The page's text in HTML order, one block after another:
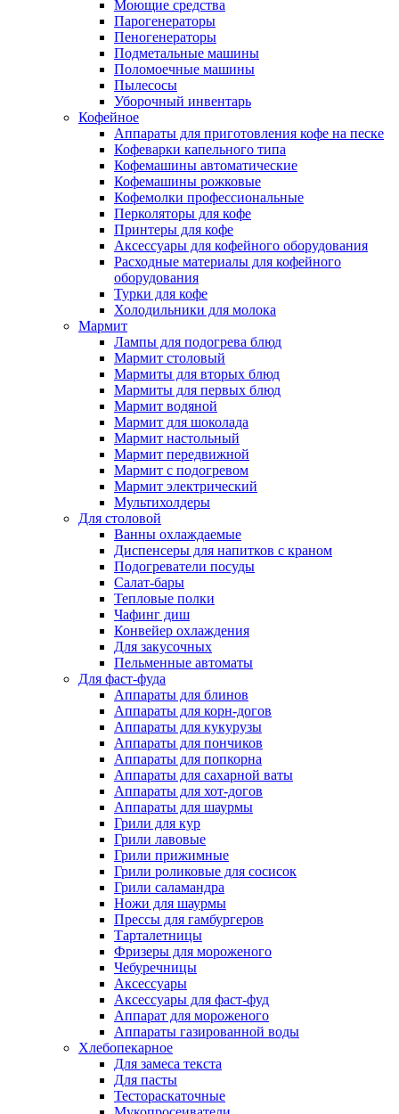
Моющие средства
Парогенераторы
Пеногенераторы
Подметальные машины
Поломоечные машины
Пылесосы
Уборочный инвентарь
Кофейное
Аппараты для приготовления кофе на песке
Кофеварки капельного типа
Кофемашины автоматические
Кофемашины рожковые
Кофемолки профессиональные
Перколяторы для кофе
Принтеры для кофе
Аксессуары для кофейного оборудования
Расходные материалы для кофейного
оборудования
Турки для кофе
Холодильники для молока
Мармит
Лампы для подогрева блюд
Мармит столовый
Мармиты для вторых блюд
Мармиты для первых блюд
Мармит водяной
Мармит для шоколада
Мармит настольный
Мармит передвижной
Мармит с подогревом
Мармит электрический
Мультихолдеры
Для столовой
Ванны охлаждаемые
Диспенсеры для напитков с краном
Подогреватели посуды
Салат-бары
Тепловые полки
Чафинг диш
Конвейер охлаждения
Для закусочных
Пельменные автоматы
Для фаст-фуда
Аппараты для блинов
Аппараты для корн-догов
Аппараты для кукурузы
Аппараты для пончиков
Аппараты для попкорна
Аппараты для сахарной ваты
Аппараты для хот-догов
Аппараты для шаурмы
Грили для кур
Грили лавовые
Грили прижимные
Грили роликовые для сосисок
Грили саламандра
Ножи для шаурмы
Прессы для гамбургеров
Тарталетницы
Фризеры для мороженого
Чебуречницы
Аксессуары
Аксессуары для фаст-фуд
Аппарат для мороженого
Аппараты газированной воды
Хлебопекарное
Для замеса текста
Для пасты
Тестораскаточные